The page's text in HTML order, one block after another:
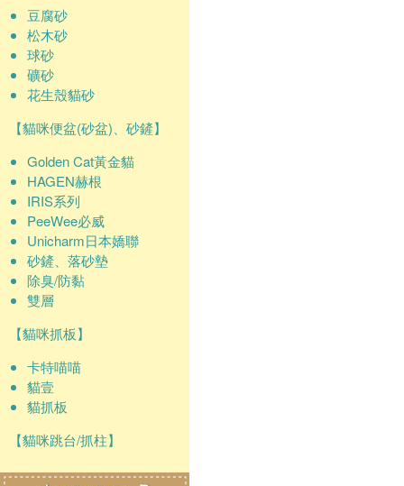
豆腐砂
松木砂
球砂
礦砂
花生殼貓砂
【貓咪便盆(砂盆)、砂鏟】
Golden Cat黃金貓
HAGEN赫根
IRIS系列
PeeWee必威
Unicharm日本嬌聯
砂鏟、落砂墊
除臭/防黏
雙層
【貓咪抓板】
卡特喵喵
貓壹
貓抓板
【貓咪跳台/抓柱】